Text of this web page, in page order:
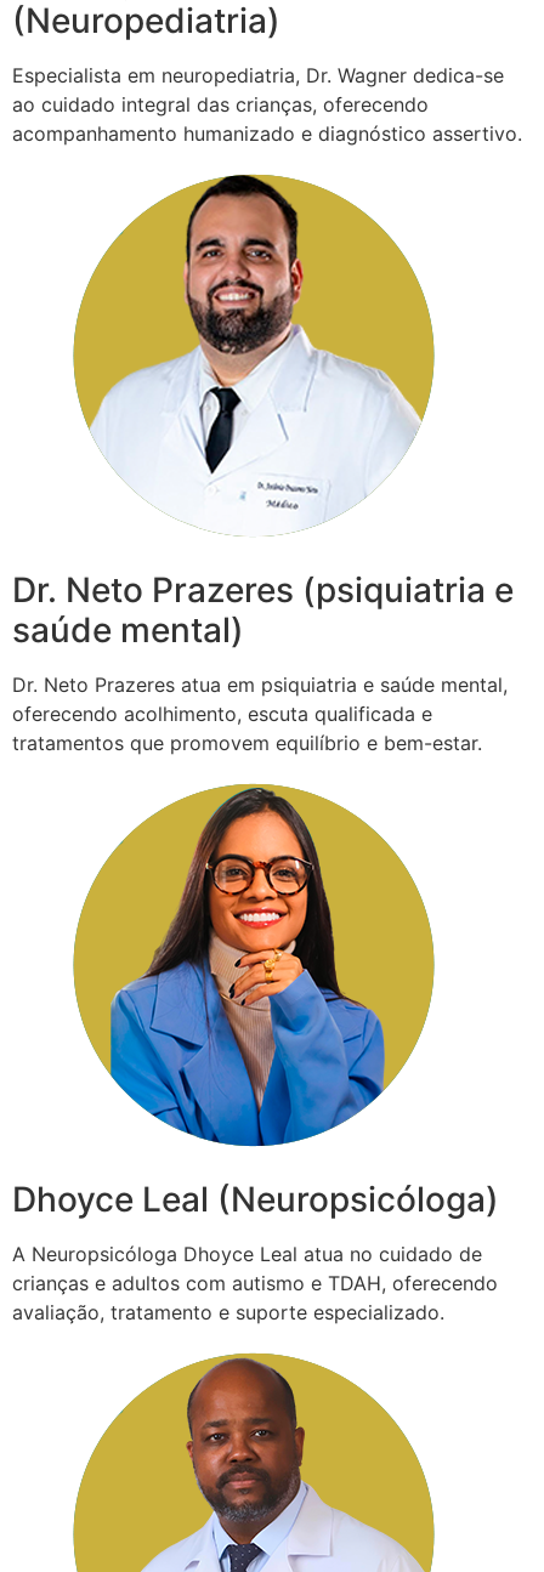
(Neuropediatria)
Especialista em neuropediatria, Dr. Wagner dedica-se
ao cuidado integral das crianças, oferecendo
acompanhamento humanizado e diagnóstico assertivo.
Dr. Neto Prazeres (psiquiatria e
saúde mental)
Dr. Neto Prazeres atua em psiquiatria e saúde mental,
oferecendo acolhimento, escuta qualificada e
tratamentos que promovem equilíbrio e bem-estar.
Dhoyce Leal (Neuropsicóloga)
A Neuropsicóloga Dhoyce Leal atua no cuidado de
crianças e adultos com autismo e TDAH, oferecendo
avaliação, tratamento e suporte especializado.